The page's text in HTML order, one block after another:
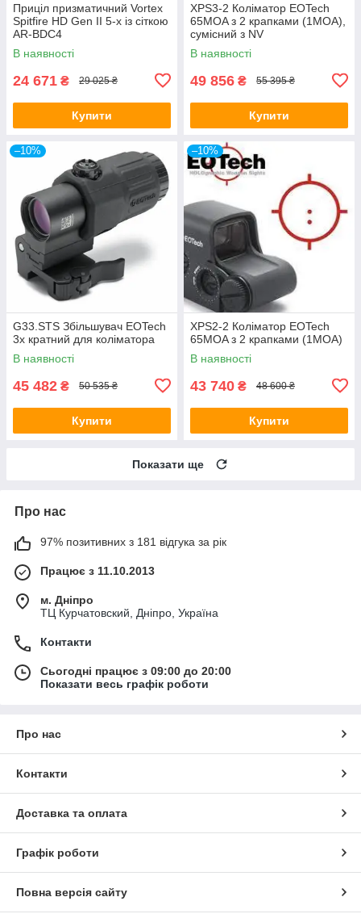
Приціл призматичний Vortex
Spitfire HD Gen II 5-х із сіткою
AR-BDC4
В наявності
24 671 ₴ 29 025 ₴
Купити
XPS3-2 Коліматор EOTech
65MOA з 2 крапками (1MOA),
сумісний з NV
В наявності
49 856 ₴ 55 395 ₴
Купити
–10%
G33.STS Збільшувач EOTech
3х кратний для коліматора
В наявності
45 482 ₴ 50 535 ₴
Купити
–10%
XPS2-2 Коліматор EOTech
65MOA з 2 крапками (1MOA)
В наявності
43 740 ₴ 48 600 ₴
Купити
Показати ще
Про нас
97% позитивних з 181 відгука за рік
Працює з 11.10.2013
м. Дніпро
ТЦ Курчатовский, Дніпро, Україна
Контакти
Сьогодні працює з 09:00 до 20:00
Показати весь графік роботи
Про нас
Контакти
Доставка та оплата
Графік роботи
Повна версія сайту